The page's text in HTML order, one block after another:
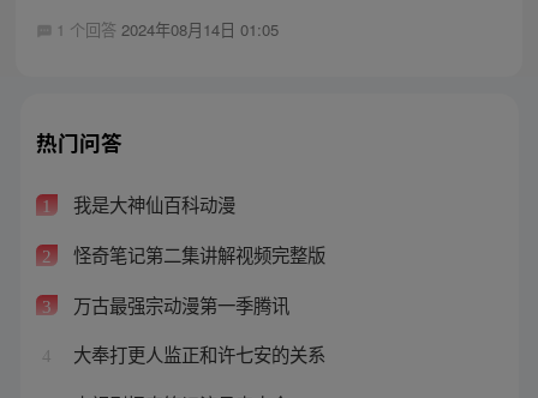
1 个回答 2024年08月14日 01:05
热门问答
1 我是大神仙百科动漫
2 怪奇笔记第二集讲解视频完整版
3 万古最强宗动漫第一季腾讯
4 大奉打更人监正和许七安的关系